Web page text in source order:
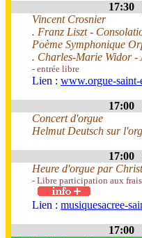
17:30
Vincent Crosnier
. Franz Liszt -
Poème Symphonique
. Charles-Marie Widor -
- entrée libre
Lien : www.orgue-
17:00
Concert d'orgue
Helmut Deutsch sur
17:00
Heure d'orgue par
- Libre participation aux frais
Lien : musiquesacree-
17:00